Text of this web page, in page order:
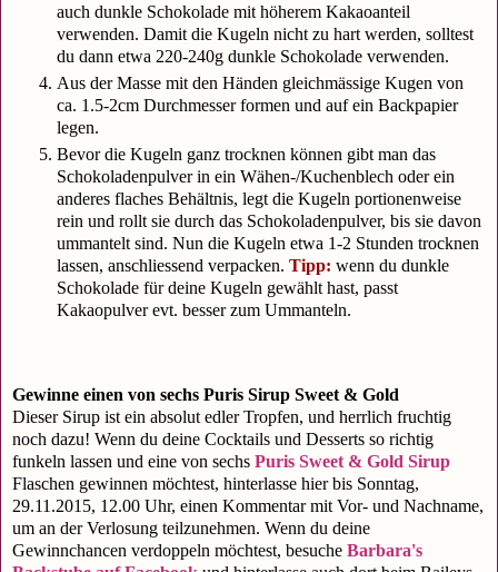
auch dunkle Schokolade mit höherem Kakaoanteil
verwenden. Damit die Kugeln nicht zu hart werden, solltest
du dann etwa 220-240g dunkle Schokolade verwenden.
Aus der Masse mit den Händen gleichmässige Kugen von
ca. 1.5-2cm Durchmesser formen und auf ein Backpapier
legen.
Bevor die Kugeln ganz trocknen können gibt man das
Schokoladenpulver in ein Wähen-/Kuchenblech oder ein
anderes flaches Behältnis, legt die Kugeln portionenweise
rein und rollt sie durch das Schokoladenpulver, bis sie davon
ummantelt sind. Nun die Kugeln etwa 1-2 Stunden trocknen
lassen, anschliessend verpacken. Tipp: wenn du dunkle
Schokolade für deine Kugeln gewählt hast, passt
Kakaopulver evt. besser zum Ummanteln.
Gewinne einen von sechs Puris Sirup Sweet & Gold
Dieser Sirup ist ein absolut edler Tropfen, und herrlich fruchtig
noch dazu! Wenn du deine Cocktails und Desserts so richtig
funkeln lassen und eine von sechs Puris Sweet & Gold Sirup
Flaschen gewinnen möchtest, hinterlasse hier bis Sonntag,
29.11.2015, 12.00 Uhr, einen Kommentar mit Vor- und Nachname,
um an der Verlosung teilzunehmen. Wenn du deine
Gewinnchancen verdoppeln möchtest, besuche Barbara's